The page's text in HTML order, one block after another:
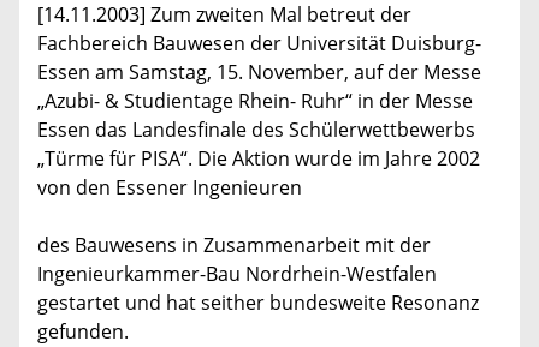
[14.11.2003] Zum zweiten Mal betreut der
Fachbereich Bauwesen der Universität Duisburg-
Essen am Samstag, 15. November, auf der Messe
„Azubi- & Studientage Rhein- Ruhr“ in der Messe
Essen das Landesfinale des Schülerwettbewerbs
„Türme für PISA“. Die Aktion wurde im Jahre 2002
von den Essener Ingenieuren
des Bauwesens in Zusammenarbeit mit der
Ingenieurkammer-Bau Nordrhein-Westfalen
gestartet und hat seither bundesweite Resonanz
gefunden.